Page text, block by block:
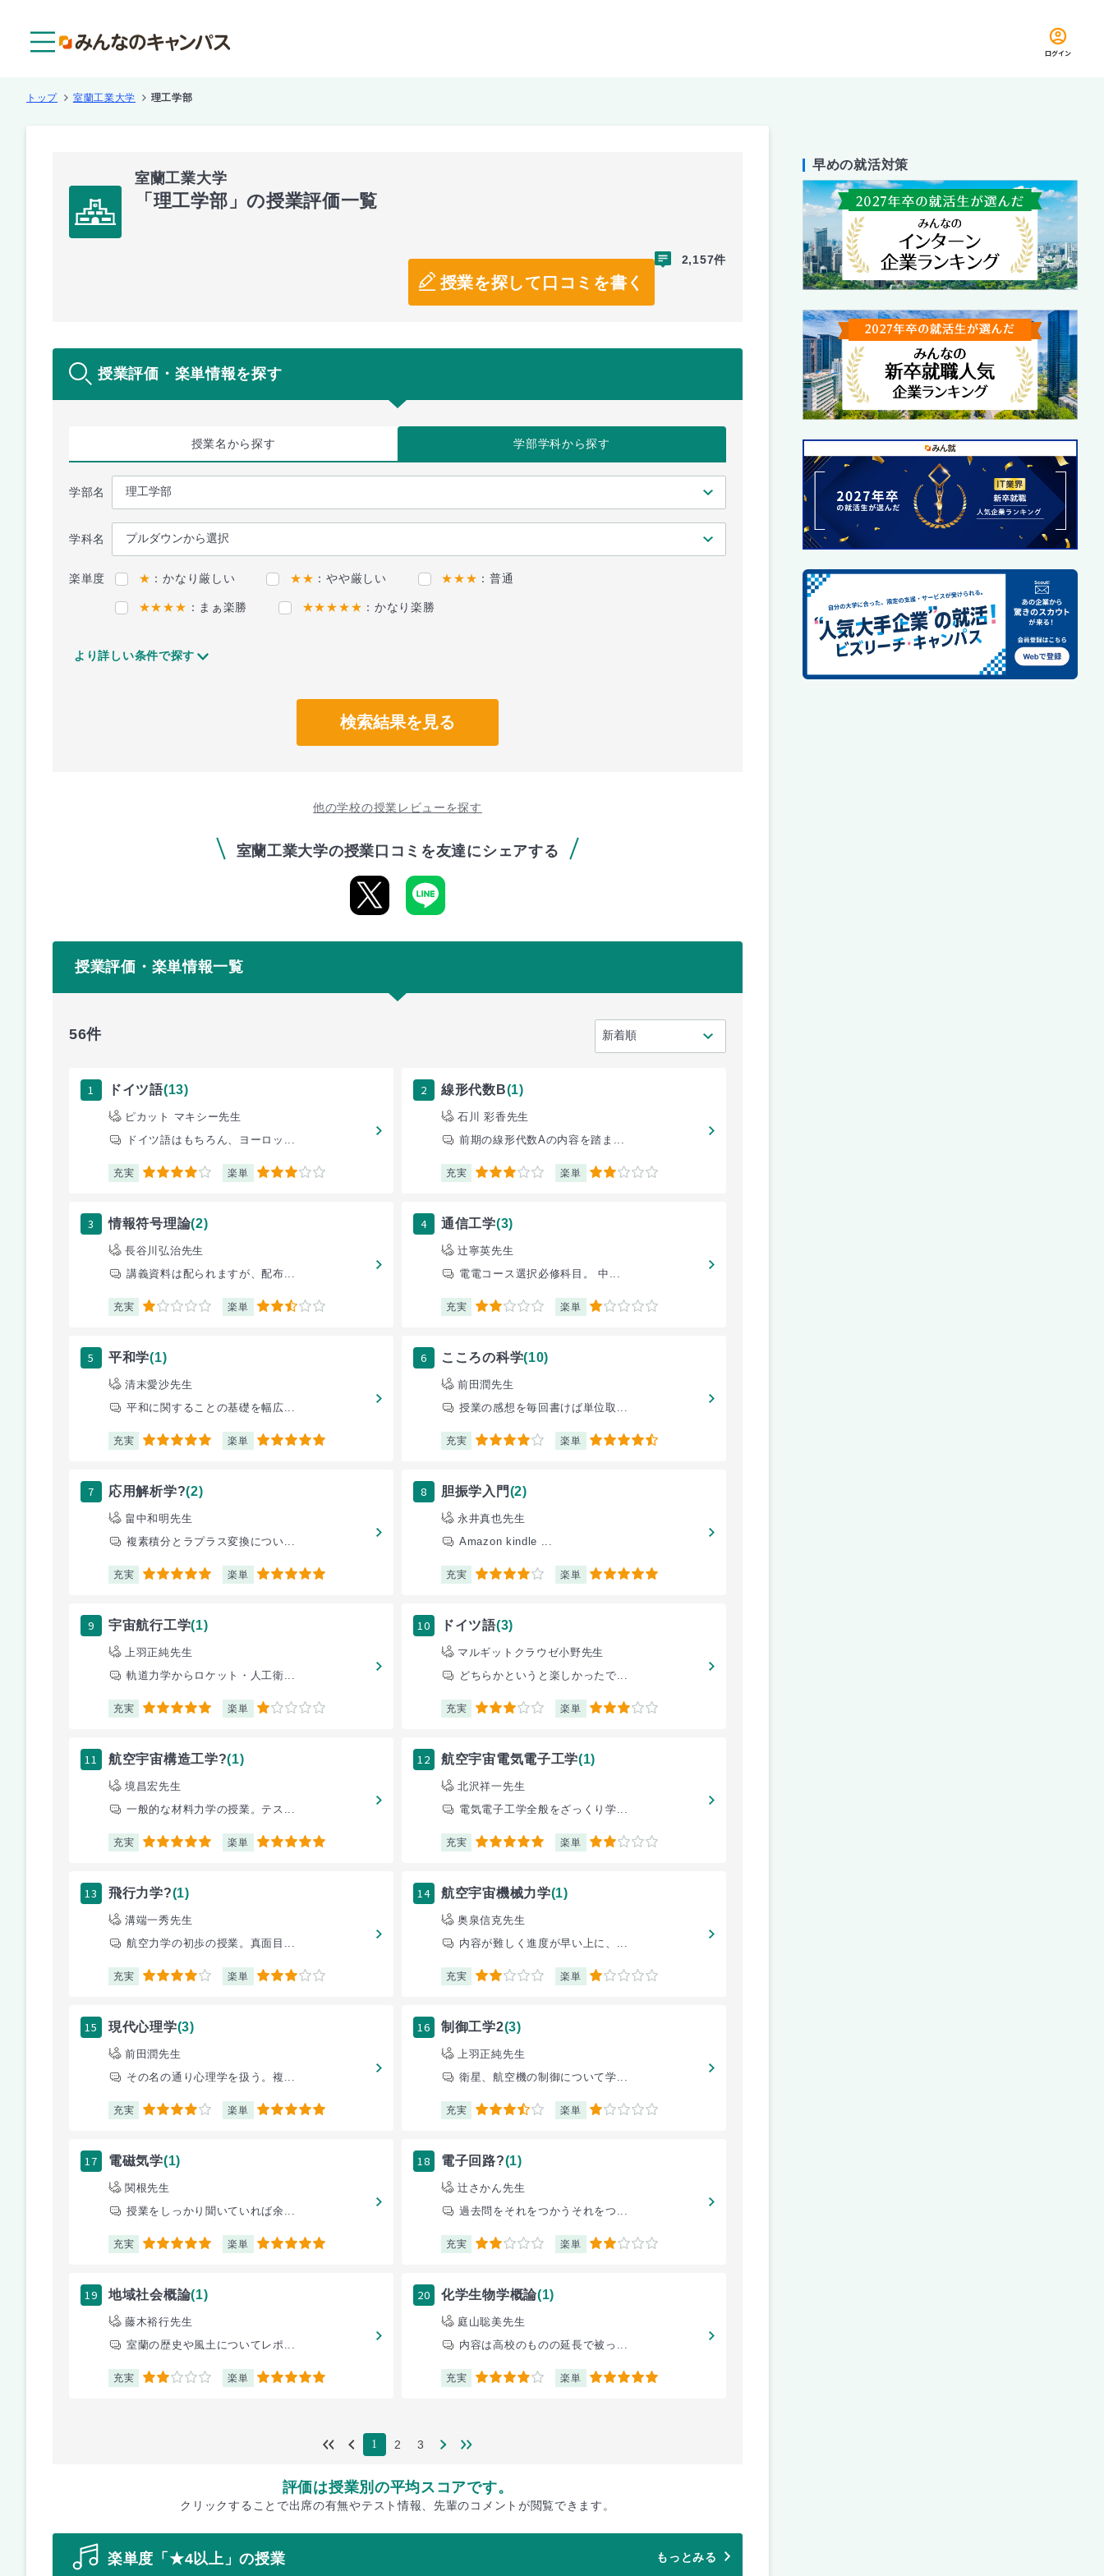
ログイン
トップ 室蘭工業大学 理工学部
室蘭工業大学
「理工学部」の授業評価一覧
授業を探して口コミを書く
2,157件
授業評価・楽単情報を探す
授業名から探す 学部学科から探す
学部名
学科名
楽単度 ★ ：かなり厳しい ★★ ：やや厳しい ★★★ ：普通
★★★★ ：まぁ楽勝 ★★★★★ ：かなり楽勝
より詳しい条件で探す
検索結果を見る
他の学校の授業レビューを探す
室蘭工業大学の授業口コミを友達にシェアする
授業評価・楽単情報一覧
56件
1 ドイツ語(13)
ピカット マキシー先生
ドイツ語はもちろん、ヨーロッ...
充実 4 楽単 3
2 線形代数B(1)
石川 彩香先生
前期の線形代数Aの内容を踏ま...
充実 3 楽単 2
3 情報符号理論(2)
長谷川弘治先生
講義資料は配られますが、配布...
充実 1 楽単 2.5
4 通信工学(3)
辻寧英先生
電電コース選択必修科目。 中...
充実 2 楽単 1
5 平和学(1)
清末愛沙先生
平和に関することの基礎を幅広...
充実 5 楽単 5
6 こころの科学(10)
前田潤先生
授業の感想を毎回書けば単位取...
充実 4 楽単 4.5
7 応用解析学?(2)
畠中和明先生
複素積分とラプラス変換につい...
充実 5 楽単 5
8 胆振学入門(2)
永井真也先生
Amazon kindle ...
充実 4 楽単 5
9 宇宙航行工学(1)
上羽正純先生
軌道力学からロケット・人工衛...
充実 5 楽単 1
10 ドイツ語(3)
マルギットクラウゼ小野先生
どちらかというと楽しかったで...
充実 3 楽単 3
11 航空宇宙構造工学?(1)
境昌宏先生
一般的な材料力学の授業。テス...
充実 5 楽単 5
12 航空宇宙電気電子工学(1)
北沢祥一先生
電気電子工学全般をざっくり学...
充実 5 楽単 2
13 飛行力学?(1)
溝端一秀先生
航空力学の初歩の授業。真面目...
充実 4 楽単 3
14 航空宇宙機械力学(1)
奥泉信克先生
内容が難しく進度が早い上に、...
充実 2 楽単 1
15 現代心理学(3)
前田潤先生
その名の通り心理学を扱う。複...
充実 4 楽単 5
16 制御工学2(3)
上羽正純先生
衛星、航空機の制御について学...
充実 3.5 楽単 1
17 電磁気学(1)
関根先生
授業をしっかり聞いていれば余...
充実 5 楽単 5
18 電子回路?(1)
辻さかん先生
過去問をそれをつかうそれをつ...
充実 2 楽単 2
19 地域社会概論(1)
藤木裕行先生
室蘭の歴史や風土についてレポ...
充実 2 楽単 5
20 化学生物学概論(1)
庭山聡美先生
内容は高校のものの延長で被っ...
充実 4 楽単 5
1 2 3
評価は授業別の平均スコアです。
クリックすることで出席の有無やテスト情報、先輩のコメントが閲覧できます。
楽単度「★4以上」の授業 もっとみる
早めの就活対策